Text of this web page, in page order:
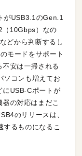
がUSB3.1のGen.1
（10Gbps）なの
どから判断するし
モードをサポート
安は一掃される
ソコンも増えてお
にUSB-Cポートが
の対応はまだこ
のリリースは、
るものになるこ